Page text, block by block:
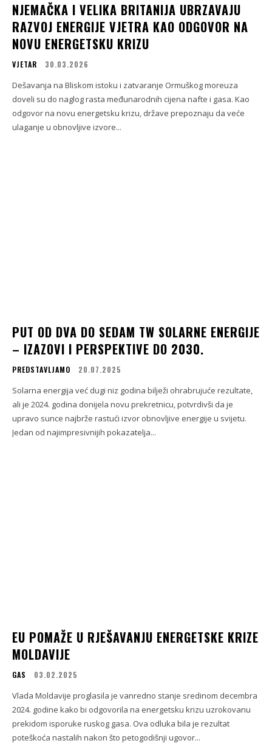
NJEMAČKA I VELIKA BRITANIJA UBRZAVAJU
RAZVOJ ENERGIJE VJETRA KAO ODGOVOR NA
NOVU ENERGETSKU KRIZU
VJETAR 30.03.2026
Dešavanja na Bliskom istoku i zatvaranje Ormuškog moreuza
doveli su do naglog rasta međunarodnih cijena nafte i gasa. Kao
odgovor na novu energetsku krizu, države prepoznaju da veće
ulaganje u obnovljive izvore...
PUT OD DVA DO SEDAM TW SOLARNE ENERGIJE
– IZAZOVI I PERSPEKTIVE DO 2030.
PREDSTAVLJAMO 20.07.2025
Solarna energija već dugi niz godina bilježi ohrabrujuće rezultate,
ali je 2024. godina donijela novu prekretnicu, potvrdivši da je
upravo sunce najbrže rastući izvor obnovljive energije u svijetu.
Jedan od najimpresivnijih pokazatelja...
EU POMAŽE U RJEŠAVANJU ENERGETSKE KRIZE
MOLDAVIJE
GAS 03.02.2025
Vlada Moldavije proglasila je vanredno stanje sredinom decembra
2024. godine kako bi odgovorila na energetsku krizu uzrokovanu
prekidom isporuke ruskog gasa. Ova odluka bila je rezultat
poteškoća nastalih nakon što petogodišnji ugovor...